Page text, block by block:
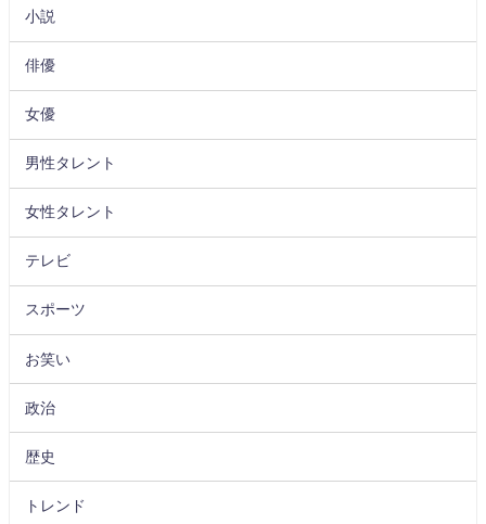
小説
俳優
女優
男性タレント
女性タレント
テレビ
スポーツ
お笑い
政治
歴史
トレンド